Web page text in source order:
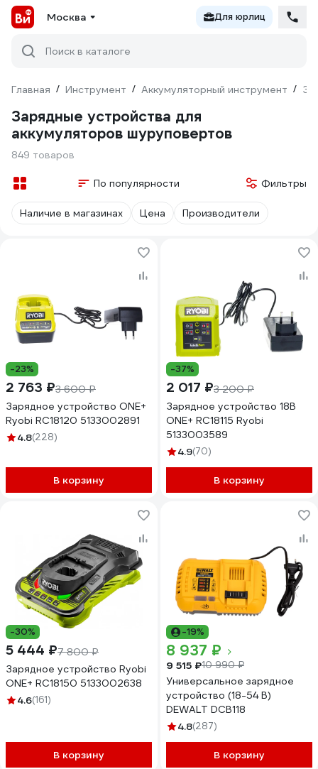
Москва Для юрлиц
Поиск в каталоге
Главная / Инструмент / Аккумуляторный инструмент /
Зарядные устройства для
аккумуляторов шуруповертов
849 товаров
По популярности Фильтры
Наличие в магазинах Цена Производители
-23%
2 763 ₽3 600 ₽
Зарядное устройство ONE+
Ryobi RC18120 5133002891
4.8(228)
В корзину
-37%
2 017 ₽3 200 ₽
Зарядное устройство 18В
ONE+ RC18115 Ryobi
5133003589
4.9(70)
В корзину
-30%
5 444 ₽7 800 ₽
Зарядное устройство Ryobi
ONE+ RC18150 5133002638
4.6(161)
В корзину
-19%
8 937 ₽
9 515 ₽10 990 ₽
Универсальное зарядное
устройство (18-54 В)
DEWALT DCB118
4.8(287)
В корзину